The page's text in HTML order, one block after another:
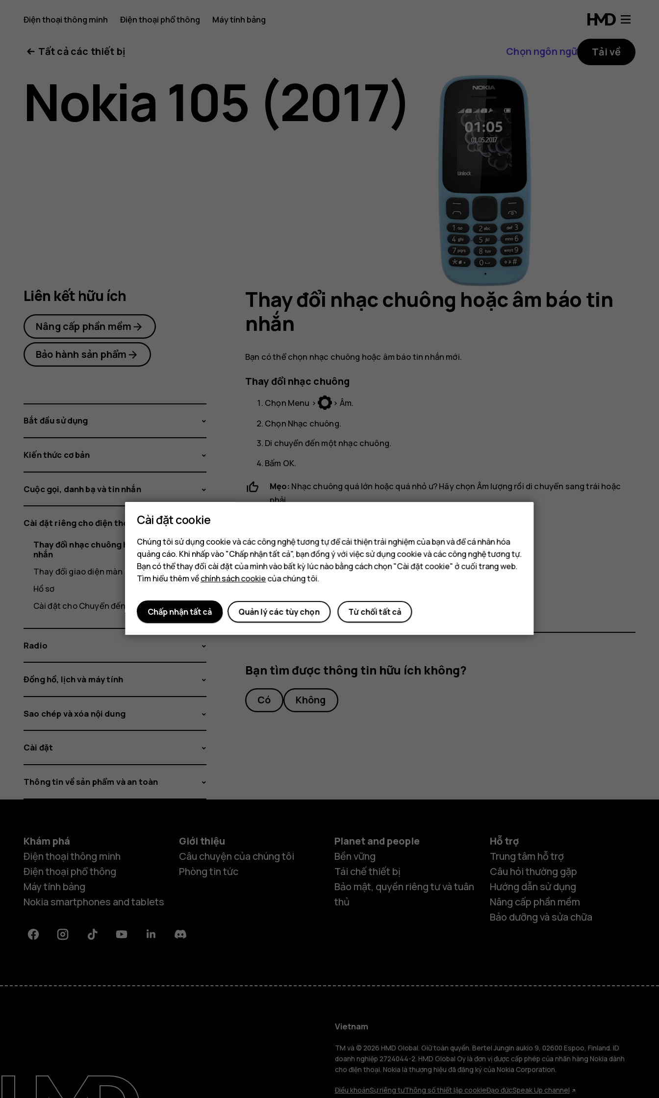
Hướng
dẫn
sử
105
(2017)
Điện thoại thông minh Điện thoại phổ thông Máy tính bảng
Điện thoại thông minh
Điện thoại phổ thông
Hỗ trợ
Tất cả các thiết bị Chọn ngôn ngữ Tải về
Nokia 105 (2017)
Thay đổi nhạc chuông hoặc âm báo tin
nhắn
Bạn có thể chọn nhạc chuông hoặc âm báo tin nhắn mới.
Thay đổi nhạc chuông
Chọn Menu > > Âm.
Chọn Nhạc chuông.
Di chuyển đến một nhạc chuông.
Bấm OK.
Mẹo: Nhạc chuông quá lớn hoặc quá nhỏ ư? Hãy chọn Âm lượng rồi di chuyển sang trái hoặc
phải.
ChọnMenu> >Âm.
Di chuyển đếnÂm báo tin nhắn.
Chọn âm báo mà bạn muốn sử dụng rồi chọn
Bạn tìm được thông tin hữu ích không?
Có Không
Liên kết hữu ích
Nâng cấp phần mềm
Bảo hành sản phẩm
Bắt đầu sử dụng
Kiến thức cơ bản
Cuộc gọi, danh bạ và tin nhắn
Cài đặt riêng cho điện thoại
Thay đổi nhạc chuông hoặc âm báo tin
nhắn
Thay đổi giao diện màn hình chính
Hồ sơ
Cài đặt cho Chuyển đến
Radio
Đồng hồ, lịch và máy tính
Sao chép và xóa nội dung
Cài đặt
Thông tin về sản phẩm và an toàn
Khám phá
Điện thoại thông minh
Điện thoại phổ thông
Máy tính bảng
Nokia smartphones and tablets
Giới thiệu
Câu chuyện của chúng tôi
Phòng tin tức
Planet and people
Bền vững
Tái chế thiết bị
Bảo mật, quyền riêng tư và tuân
thủ
Hỗ trợ
Trung tâm hỗ trợ
Câu hỏi thường gặp
Hướng dẫn sử dụng
Nâng cấp phần mềm
Bảo dưỡng và sửa chữa
FacebookInstagramTiktok YoutubeLinkedinDiscord
Vietnam
TM và © 2026 HMD Global. Giữ toàn quyền. Bertel Jungin aukio 9, 02600 Espoo, Finland. ID
doanh nghiệp 2724044-2. HMD Global Oy là đơn vị được cấp phép của nhãn hàng Nokia dành
cho điện thoại. Nokia là thương hiệu đã đăng ký của Nokia Corporation.
Điều khoảnSự riêng tưThông số thiết lập cookieĐạo đứcSpeak Up channel
Cài đặt cookie
Chúng tôi sử dụng cookie và các công nghệ tương tự để cải thiện trải nghiệm của bạn và để cá nhân hóa
quảng cáo. Khi nhấp vào "Chấp nhận tất cả", bạn đồng ý với việc sử dụng cookie và các công nghệ tương tự.
Bạn có thể thay đổi cài đặt của mình vào bất kỳ lúc nào bằng cách chọn "Cài đặt cookie" ở cuối trang web.
Tìm hiểu thêm vềchính sách cookiecủa chúng tôi.
Từ chối tất cả
Quản lý các tùy chọn
Chấp nhận tất cả